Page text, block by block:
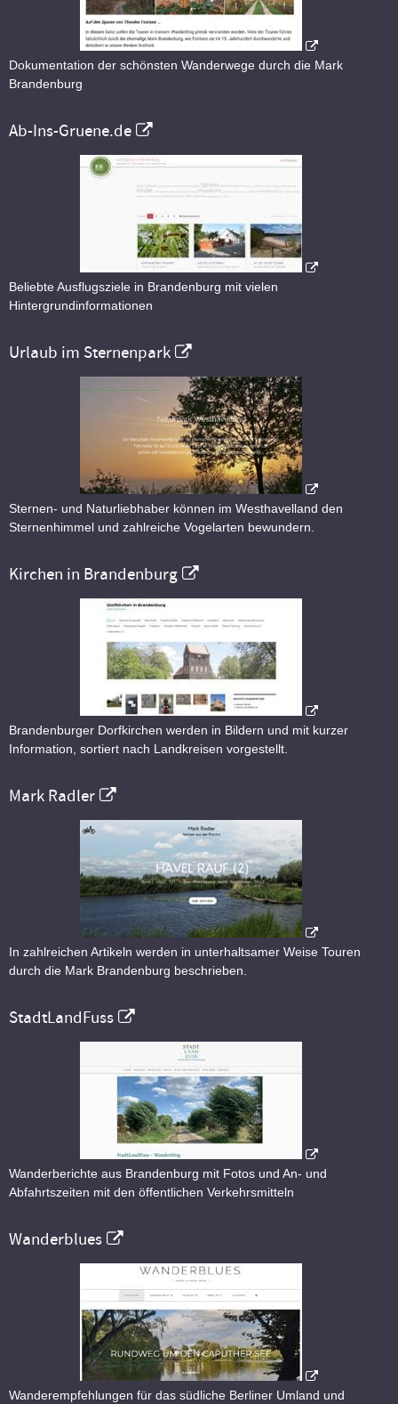
Dokumentation der schönsten Wanderwege durch die Mark
Brandenburg
Ab-Ins-Gruene.de
Beliebte Ausflugsziele in Brandenburg mit vielen
Hintergrundinformationen
Urlaub im Sternenpark
Sternen- und Naturliebhaber können im Westhavelland den
Sternenhimmel und zahlreiche Vogelarten bewundern.
Kirchen in Brandenburg
Brandenburger Dorfkirchen werden in Bildern und mit kurzer
Information, sortiert nach Landkreisen vorgestellt.
Mark Radler
In zahlreichen Artikeln werden in unterhaltsamer Weise Touren
durch die Mark Brandenburg beschrieben.
StadtLandFuss
Wanderberichte aus Brandenburg mit Fotos und An- und
Abfahrtszeiten mit den öffentlichen Verkehrsmitteln
Wanderblues
Wanderempfehlungen für das südliche Berliner Umland und